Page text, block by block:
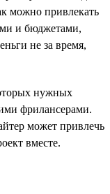
можно привлекать
и бюджетами,
не за время,
нужных
фрилансерами.
может привлечь
вместе.